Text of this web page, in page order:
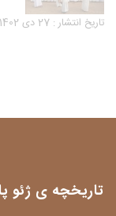
تاریخ انتشار : 27 دی 1402
تاریخچه ی ژئو